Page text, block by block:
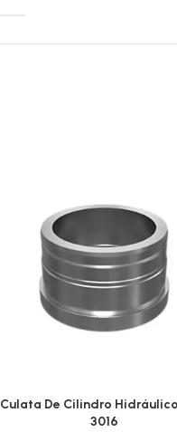
Culata De Cilindro
3016